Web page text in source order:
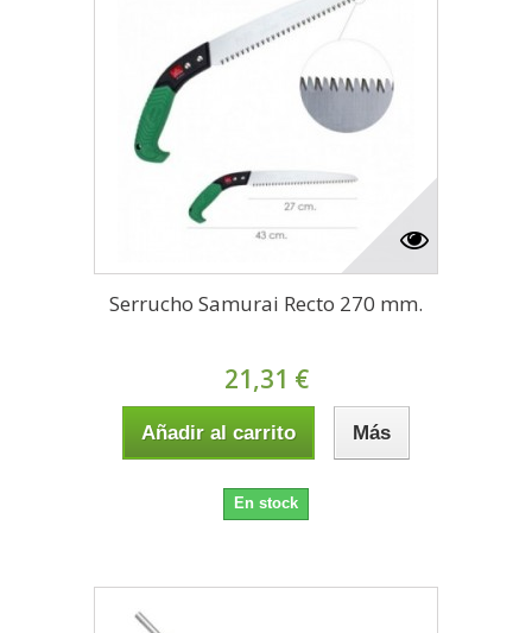
Serrucho Samurai Recto 270 mm.
21,31 €
Añadir al carrito Más
En stock